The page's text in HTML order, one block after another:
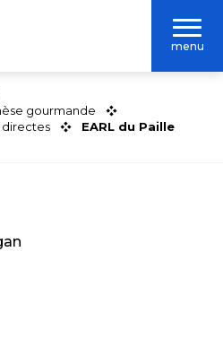
menu
gourmande
directes
EARL du Paille